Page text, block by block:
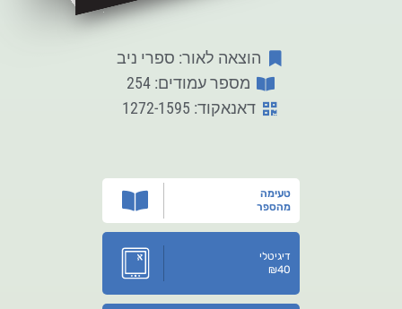
הוצאה לאור: ספרי ניב
מספר עמודים: 254
דאנאקוד: 1272-1595
טעימה
מהספר
דיגיטלי
₪40